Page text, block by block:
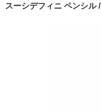
スーシデフィニ ペンシル /